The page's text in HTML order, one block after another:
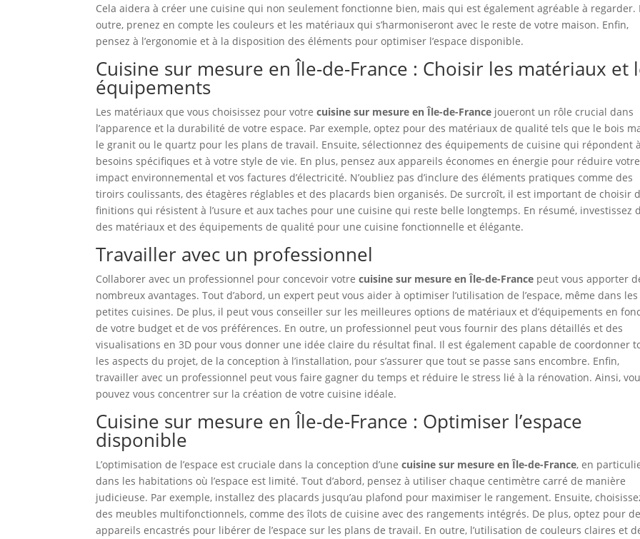
Cela aidera à créer une cuisine qui non seulement fonctionne bien, mais qui est également agréable à regarder.
outre, prenez en compte les couleurs et les matériaux qui s’harmoniseront avec le reste de votre maison. Enfin,
pensez à l’ergonomie et à la disposition des éléments pour optimiser l’espace disponible.
Cuisine sur mesure en Île-de-France : Choisir les matériaux et
équipements
Les matériaux que vous choisissez pour votrecuisine sur mesure en Île-de-France joueront un rôle crucial dans
l’apparence et la durabilité de votre espace. Par exemple, optez pour des matériaux de qualité tels que le bois
le granit ou le quartz pour les plans de travail. Ensuite, sélectionnez des équipements de cuisine qui répondent
besoins spécifiques et à votre style de vie. En plus, pensez aux appareils économes en énergie pour réduire votre
impact environnemental et vos factures d’électricité. N’oubliez pas d’inclure des éléments pratiques comme des
tiroirs coulissants, des étagères réglables et des placards bien organisés. De surcroît, il est important de choisir
finitions qui résistent à l’usure et aux taches pour une cuisine qui reste belle longtemps. En résumé, investissez
des matériaux et des équipements de qualité pour une cuisine fonctionnelle et élégante.
Travailler avec un professionnel
Collaborer avec un professionnel pour concevoir votrecuisine sur mesure en Île-de-France peut vous apporter
nombreux avantages. Tout d’abord, un expert peut vous aider à optimiser l’utilisation de l’espace, même dans les
petites cuisines. De plus, il peut vous conseiller sur les meilleures options de matériaux et d’équipements en
de votre budget et de vos préférences. En outre, un professionnel peut vous fournir des plans détaillés et des
visualisations en 3D pour vous donner une idée claire du résultat final. Il est également capable de coordonner
les aspects du projet, de la conception à l’installation, pour s’assurer que tout se passe sans encombre. Enfin,
travailler avec un professionnel peut vous faire gagner du temps et réduire le stress lié à la rénovation. Ainsi,
pouvez vous concentrer sur la création de votre cuisine idéale.
Cuisine sur mesure en Île-de-France : Optimiser l’espace
disponible
L’optimisation de l’espace est cruciale dans la conception d’unecuisine sur mesure en Île-de-France, en
dans les habitations où l’espace est limité. Tout d’abord, pensez à utiliser chaque centimètre carré de manière
judicieuse. Par exemple, installez des placards jusqu’au plafond pour maximiser le rangement. Ensuite,
des meubles multifonctionnels, comme des îlots de cuisine avec des rangements intégrés. De plus, optez pour
appareils encastrés pour libérer de l’espace sur les plans de travail. En outre, l’utilisation de couleurs claires et